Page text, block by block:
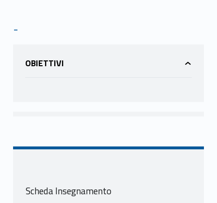
-
OBIETTIVI
Scheda Insegnamento